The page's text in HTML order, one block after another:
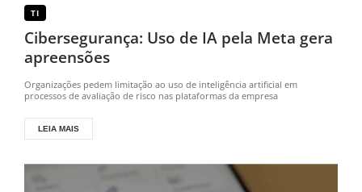
TI
Cibersegurança: Uso de IA pela Meta gera
apreensões
Organizações pedem limitação ao uso de inteligência artificial em
processos de avaliação de risco nas plataformas da empresa
LEIA MAIS